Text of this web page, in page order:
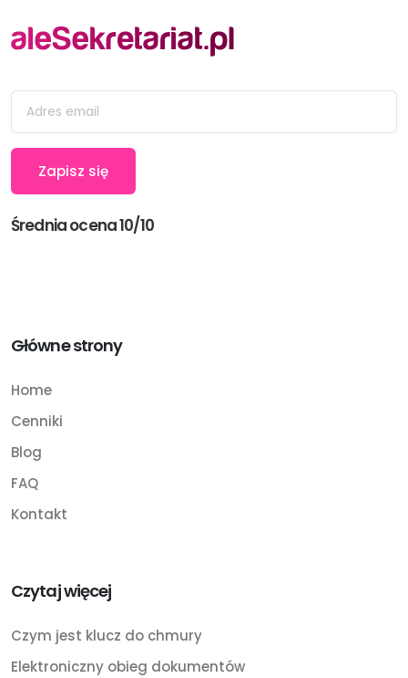
Średnia ocena 10/10
Główne strony
Home
Cenniki
Blog
FAQ
Kontakt
Czytaj więcej
Czym jest klucz do chmury
Elektroniczny obieg dokumentów